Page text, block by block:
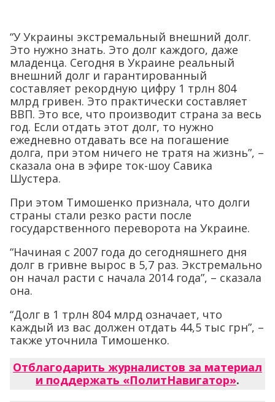
“У Украины экстремальный внешний долг.
Это нужно знать. Это долг каждого, даже
младенца. Сегодня в Украине реальный
внешний долг и гарантированный
составляет рекордную цифру 1 трлн 804
млрд гривен. Это практически составляет
ВВП. Это все, что производит страна за весь
год. Если отдать этот долг, то нужно
ежедневно отдавать все на погашение
долга, при этом ничего не тратя на жизнь”, –
сказала она в эфире ток-шоу Савика
Шустера.
При этом Тимошенко признала, что долги
страны стали резко расти после
государственного переворота на Украине.
“Начиная с 2007 года до сегодняшнего дня
долг в гривне вырос в 5,7 раз. Экстремально
он начал расти с начала 2014 года”, – сказала
она.
“Долг в 1 трлн 804 млрд означает, что
каждый из вас должен отдать 44,5 тыс грн”, –
также уточнила Тимошенко.
Отблагодарить журналистов за материал
и поддержать «ПолитНавигатор».